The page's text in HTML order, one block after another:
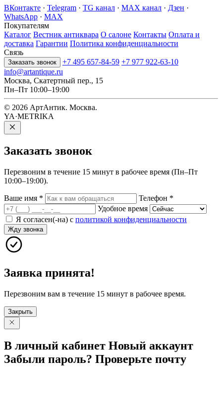
ВКонтакте · Telegram · TG канал · MAX канал · Дзен ·
WhatsApp · MAX
Покупателям
Каталог Вестник антиквара О салоне Контакты Оплата и
доставка Гарантии Политика конфиденциальности
Связь
Заказать звонок +7 495 657-84-59 +7 977 922-63-10
info@artantique.ru
Москва, Скатертный пер., 15
Пн–Пт 10:00–19:00
© 2026 АртАнтик. Москва.
YA·METRIKA
Заказать звонок
Перезвоним в течение 15 минут в рабочее время (Пн–Пт
10:00–19:00).
Ваше имя * Телефон *
Удобное время
Я согласен(-на) с политикой конфиденциальности
Жду звонка
Заявка принята!
Перезвоним вам в течение 15 минут в рабочее время.
Закрыть
В личный кабинет Новый аккаунт
Забыли пароль? Проверьте почту